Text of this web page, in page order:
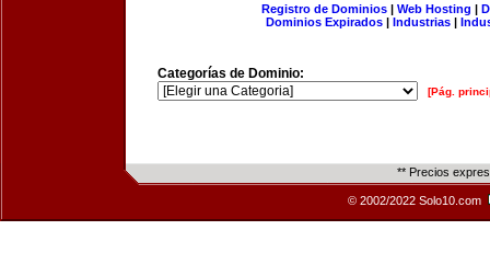
Registro de Dominios| Web Hosting |
Dominios Expirados | Industrias |
Categorías de Dominio:
[Pág.
** Precios
© 2002/2022 Solo10.com